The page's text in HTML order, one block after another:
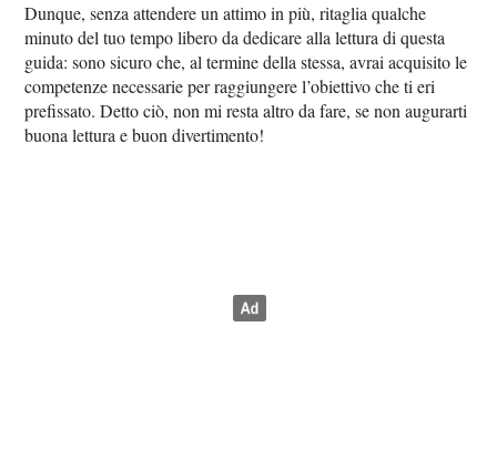
Dunque, senza attendere un attimo in più, ritaglia qualche
minuto del tuo tempo libero da dedicare alla lettura di questa
guida: sono sicuro che, al termine della stessa, avrai acquisito le
competenze necessarie per raggiungere l’obiettivo che ti eri
prefissato. Detto ciò, non mi resta altro da fare, se non augurarti
buona lettura e buon divertimento!